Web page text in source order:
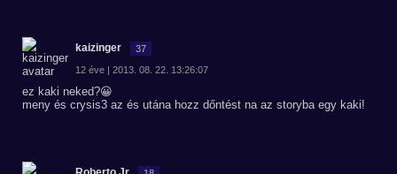
kaizinger 37
12 éve | 2013. 08. 22. 13:26:07
ez kaki neked?😀
meny és crysis3 az és utána hozz dőntést na az storyba egy kaki!